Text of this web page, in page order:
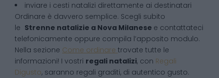
inviare i cesti natalizi direttamente ai destinatari
Ordinare è davvero semplice. Scegli subito
le Strenne natalizie a Nova Milanese e contattateci
telefonicamente oppure compila l’apposito modulo.
Nella sezione Come ordinare trovate tutte le
informazioni! I vostri regali natalizi, con Regali
Digusto, saranno regali graditi, di autentico gusto.